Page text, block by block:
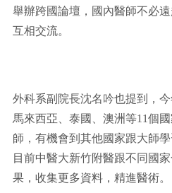
舉辦跨國論壇，國內醫師不必
互相交流。
外科系副院長沈名吟也提到，
馬來西亞、泰國、澳洲等11個
師，有機會到其他國家跟大師
目前中醫大新竹附醫跟不同國
果，收集更多資料，精進醫術。